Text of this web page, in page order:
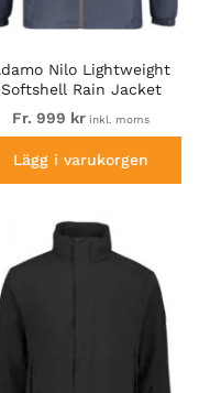
Nilo Lightweight
Softshell Rain Jacket
Navy
Fr. 999 kr inkl. moms
Lägg i varukorgen